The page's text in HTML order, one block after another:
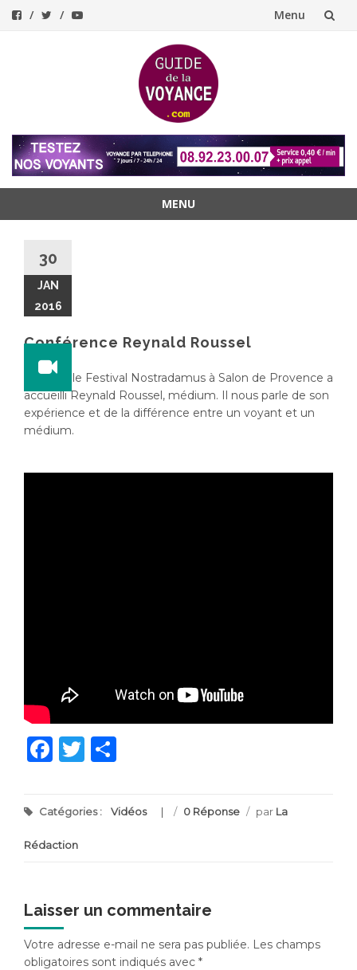
Menu
MENU
contenu30
JAN
2016
Conférence Reynald Roussel
En 2015, le Festival Nostradamus à Salon de Provence a
accueilli Reynald Roussel, médium. Il nous parle de son
expérience et de la différence entre un voyant et un
médium.
Facebook
Twitter
Catégories : Vidéos / 0 Réponse / par La
Rédaction
Laisser un commentaire
Votre adresse e-mail ne sera pas publiée. Les champs
obligatoires sont indiqués avec *